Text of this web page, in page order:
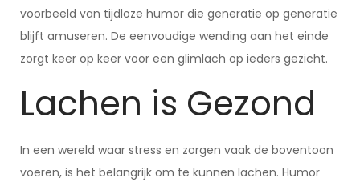
voorbeeld van tijdloze humor die generatie op generatie
blijft amuseren. De eenvoudige wending aan het einde
zorgt keer op keer voor een glimlach op ieders gezicht.
Lachen is Gezond
In een wereld waar stress en zorgen vaak de boventoon
voeren, is het belangrijk om te kunnen lachen. Humor